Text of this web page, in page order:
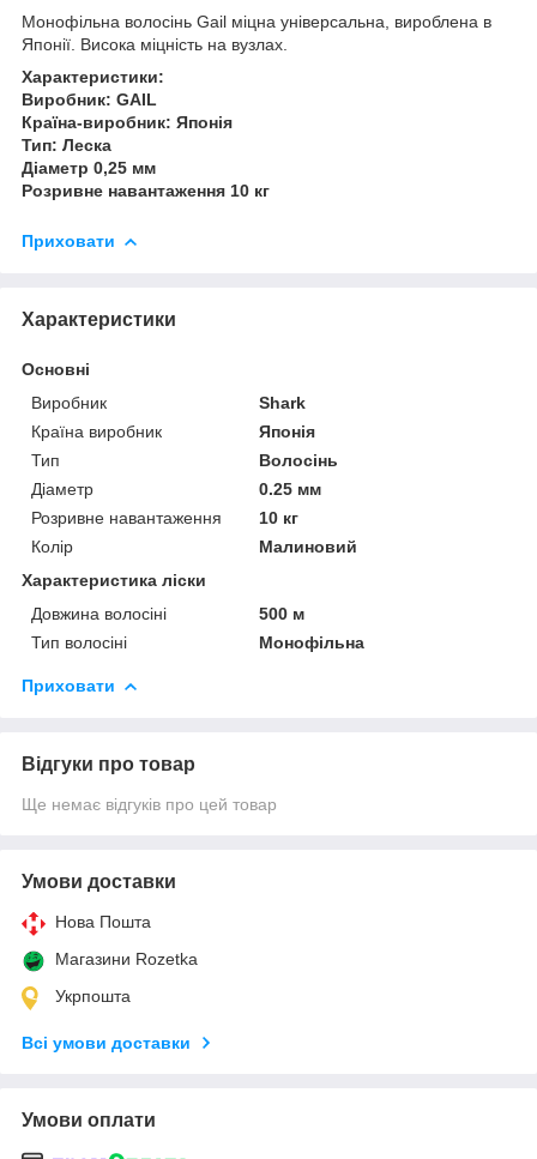
Монофільна волосінь Gail міцна універсальна, вироблена в
Японії. Висока міцність на вузлах.
Характеристики:
Виробник: GAIL
Країна-виробник: Японія
Тип: Леска
Діаметр 0,25 мм
Розривне навантаження 10 кг
Приховати
Характеристики
Основні
Виробник
Shark
Країна виробник
Японія
Тип
Волосінь
Діаметр
0.25 мм
Розривне навантаження
10 кг
Колір
Малиновий
Характеристика ліски
Довжина волосіні
500 м
Тип волосіні
Монофільна
Приховати
Відгуки про товар
Ще немає відгуків про цей товар
Умови доставки
Нова Пошта
Магазини Rozetka
Укрпошта
Всі умови доставки
Умови оплати